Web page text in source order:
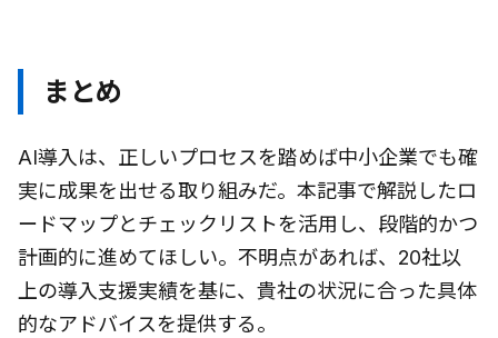
まとめ
AI導入は、正しいプロセスを踏めば中小企業でも確
実に成果を出せる取り組みだ。本記事で解説したロ
ードマップとチェックリストを活用し、段階的かつ
計画的に進めてほしい。不明点があれば、20社以
上の導入支援実績を基に、貴社の状況に合った具体
的なアドバイスを提供する。